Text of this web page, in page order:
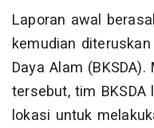
Laporan awal
kemudian
Daya Alam
tersebut, tim
lokasi untuk